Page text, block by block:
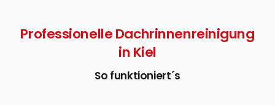
Professionelle Dachrinnenreinigung
in Kiel
So funktioniert´s